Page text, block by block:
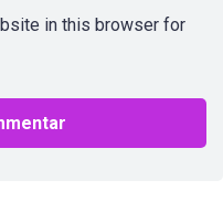
in this browser for